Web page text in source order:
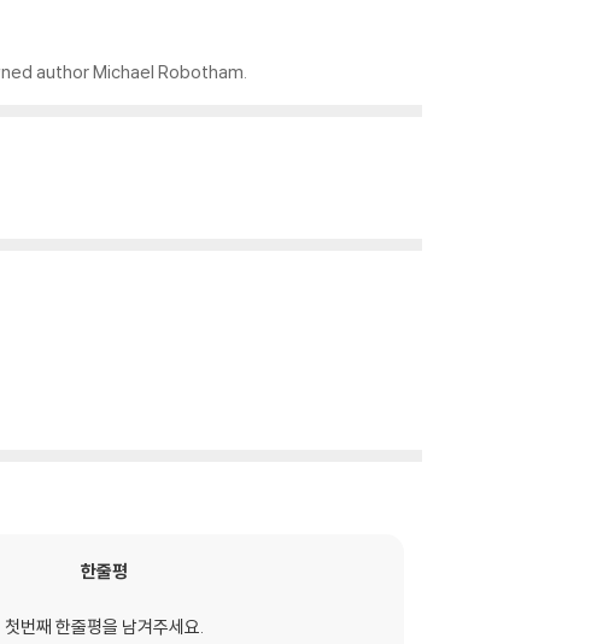
author Michael Robotham.
한줄평
첫번째 한줄평을 남겨주세요.